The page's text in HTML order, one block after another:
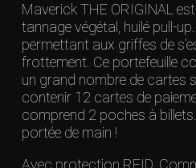
Maverick THE ORIGINAL
tannage végétal, huilé pull-
permettant aux griffes de
frottement. Ce portefeuille
un grand nombre de cartes
contenir 12 cartes de
comprend 2 poches à
portée de main !